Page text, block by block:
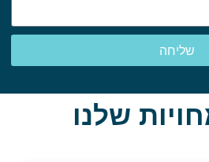
שליחה
שלנו